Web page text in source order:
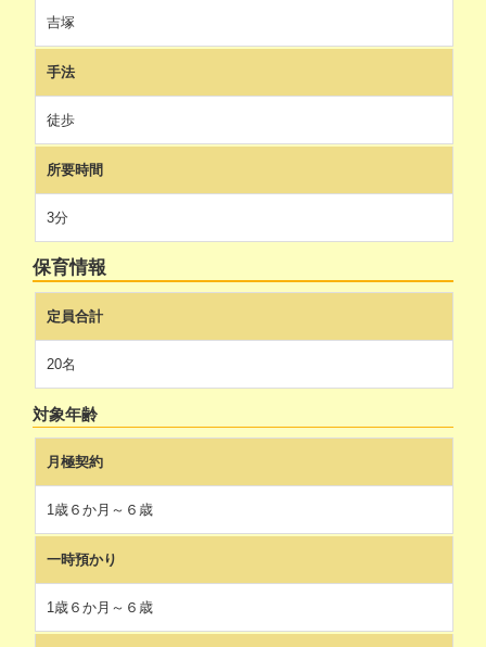
吉塚
手法
徒歩
所要時間
3分
保育情報
定員合計
20名
対象年齢
月極契約
1歳６か月～６歳
一時預かり
1歳６か月～６歳